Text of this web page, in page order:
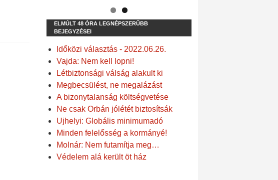
ELMÚLT 48 ÓRA LEGNÉPSZERŰBB
BEJEGYZÉSEI
Időközi választás - 2022.06.26.
Vajda: Nem kell lopni!
Létbiztonsági válság alakult ki
Megbecsülést, ne megalázást
A bizonytalanság költségvetése
Ne csak Orbán jólétét biztosítsák
Ujhelyi: Globális minimumadó
Minden felelősség a kormányé!
Molnár: Nem futamítja meg…
Védelem alá került öt ház